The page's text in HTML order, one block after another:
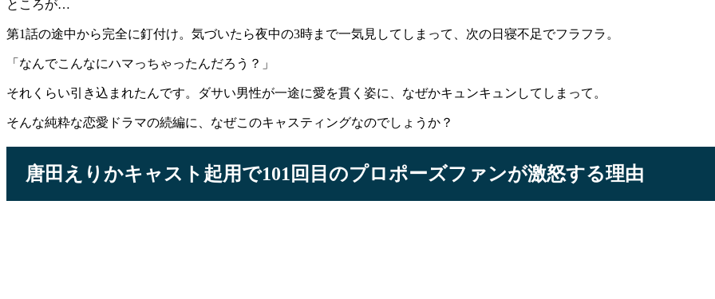
ところが…
第1話の途中から完全に釘付け。気づいたら夜中の3時まで一気見してしまって、次の日寝不足でフラフラ。
「なんでこんなにハマっちゃったんだろう？」
それくらい引き込まれたんです。ダサい男性が一途に愛を貫く姿に、なぜかキュンキュンしてしまって。
そんな純粋な恋愛ドラマの続編に、なぜこのキャスティングなのでしょうか？
唐田えりかキャスト起用で101回目のプロポーズファンが激怒する理由